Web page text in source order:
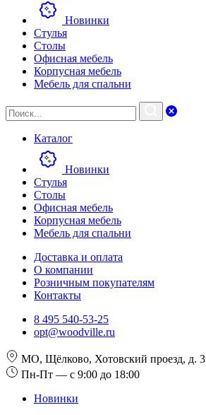
Новинки
Стулья
Столы
Офисная мебель
Корпусная мебель
Мебель для спальни
Каталог
Новинки
Стулья
Столы
Офисная мебель
Корпусная мебель
Мебель для спальни
Доставка и оплата
О компании
Розничным покупателям
Контакты
8 495 540-53-25
opt@woodville.ru
МО, Щёлково, Хотовский проезд, д. 3
Пн-Пт — с 9:00 до 18:00
Новинки